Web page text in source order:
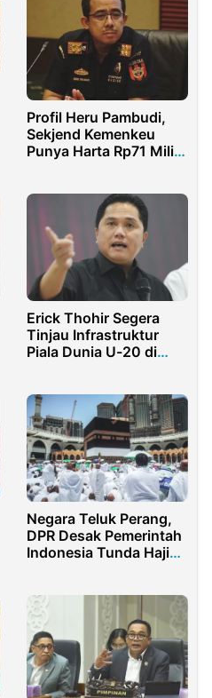
Profil Heru Pambudi,
Sekjend Kemenkeu
Punya Harta Rp71 Miliar
Erick Thohir Segera
Tinjau Infrastruktur
Piala Dunia U-20 di
Negara Teluk Perang,
DPR Desak Pemerintah
Indonesia Tunda Haji